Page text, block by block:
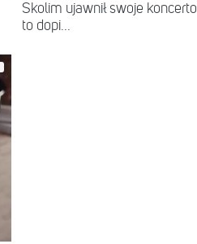
Skolim ujawnił swoje
to dopi...